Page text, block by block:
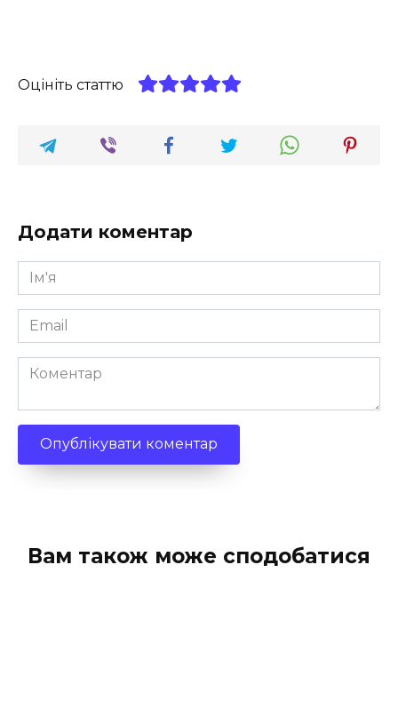
Оцініть статтю
Додати коментар
Ім'я
*
Email
*
Коментар
Вам також може сподобатися